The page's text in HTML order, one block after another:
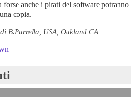
forse anche i pirati del software potranno
copia.
B.Parrella, USA, Oakland CA